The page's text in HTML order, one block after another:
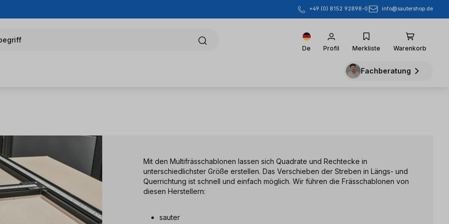
+49 (0) 8152 92898-0 info@sautershop.de
De Profil Merkliste Warenkorb
Fachberatung
Mit den Multifrässchablonen lassen sich Quadrate und Rechtecke in
unterschiedlichster Größe erstellen. Das Verschieben der Streben in Längs- und
Querrichtung ist schnell und einfach möglich. Wir führen die Frässchablonen von
diesen Herstellern:
sauter